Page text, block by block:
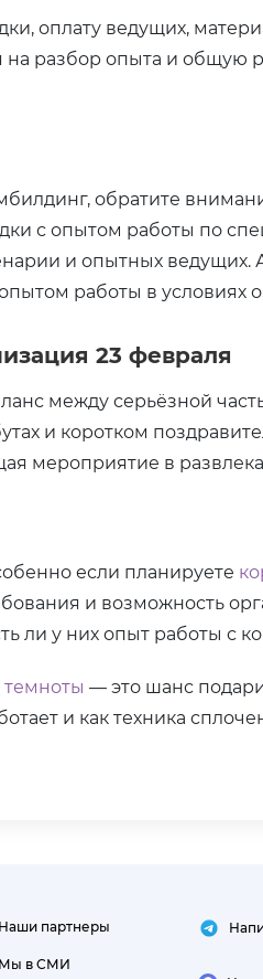
оплату ведущих,
на разбор опыта и общую
обратите
с опытом работы по
и опытных ведущих.
работы в условиях
23 февраля
между серьёзной
и коротком
мероприятие в
если планируете
и возможность
ли у них опыт работы с
— это шанс
и как техника
Наши партнеры
Мы в СМИ